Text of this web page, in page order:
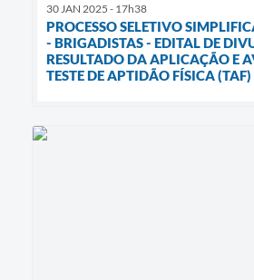
30 JAN 2025 - 17h38
PROCESSO SELETIVO
- BRIGADISTAS - EDITAL DE
RESULTADO DA APLICAÇÃO E
TESTE DE APTIDÃO FÍSICA (TAF)